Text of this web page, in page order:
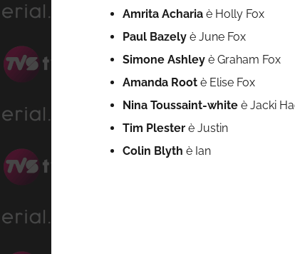
Amrita Acharia è Holly Fox
Paul Bazely è June Fox
Simone Ashley è Graham Fox
Amanda Root è Elise Fox
Nina Toussaint-white è Jacki
Tim Plester è Justin
Colin Blyth è Ian